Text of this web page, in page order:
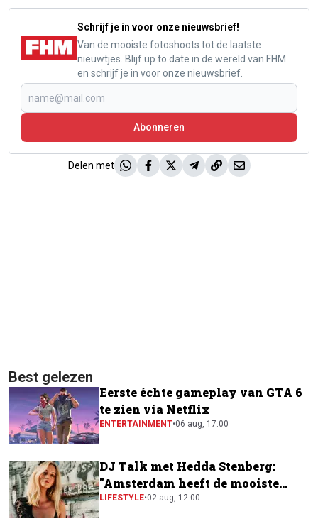
Schrijf je in voor onze nieuwsbrief!
Van de mooiste fotoshoots tot de laatste
nieuwtjes. Blijf up to date in de wereld van FHM
en schrijf je in voor onze nieuwsbrief.
Abonneren
Delen met
Best gelezen
Eerste échte gameplay van GTA 6
te zien via Netflix
ENTERTAINMENT•06 aug, 17:00
DJ Talk met Hedda Stenberg:
"Amsterdam heeft de mooiste
festivalscene van Europa"
LIFESTYLE•02 aug, 12:00